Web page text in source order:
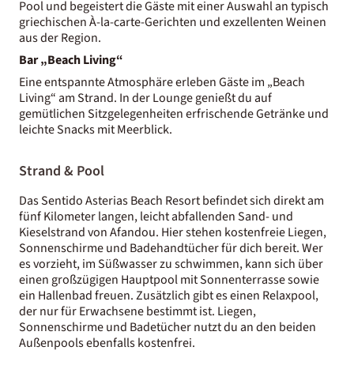
Pool und begeistert die Gäste mit einer Auswahl an typisch
griechischen À-la-carte-Gerichten und exzellenten Weinen
aus der Region.
Bar „Beach Living“
Eine entspannte Atmosphäre erleben Gäste im „Beach
Living“ am Strand. In der Lounge genießt du auf
gemütlichen Sitzgelegenheiten erfrischende Getränke und
leichte Snacks mit Meerblick.
Strand & Pool
Das Sentido Asterias Beach Resort befindet sich direkt am
fünf Kilometer langen, leicht abfallenden Sand- und
Kieselstrand von Afandou. Hier stehen kostenfreie Liegen,
Sonnenschirme und Badehandtücher für dich bereit. Wer
es vorzieht, im Süßwasser zu schwimmen, kann sich über
einen großzügigen Hauptpool mit Sonnenterrasse sowie
ein Hallenbad freuen. Zusätzlich gibt es einen Relaxpool,
der nur für Erwachsene bestimmt ist. Liegen,
Sonnenschirme und Badetücher nutzt du an den beiden
Außenpools ebenfalls kostenfrei.